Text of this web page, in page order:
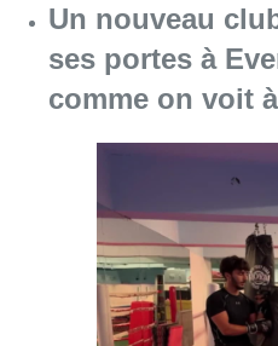
Un nouveau
ses portes à
comme on voit